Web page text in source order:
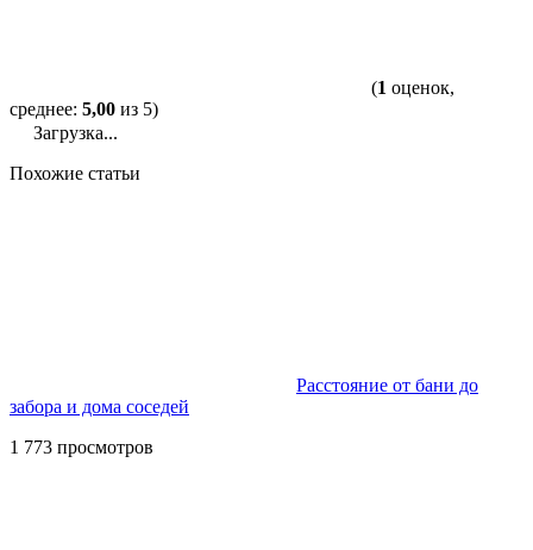
(1 оценок,
среднее: 5,00 из 5)
Загрузка...
Похожие статьи
Расстояние от бани до
забора и дома соседей
1 773 просмотров